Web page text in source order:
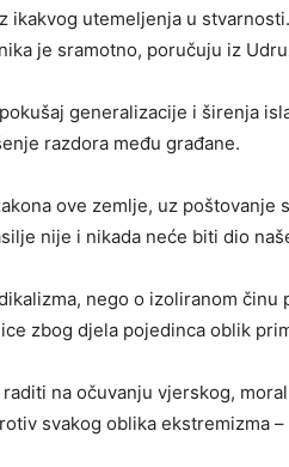
ikakvog utemeljenja u
je sramotno, poručuju iz
generalizacije i širenja
razdora među građane.
ove zemlje, uz poštovanje
nije i nikada neće biti dio
nego o izoliranom činu
zbog djela pojedinca oblik
na očuvanju vjerskog,
svakog oblika ekstremizma